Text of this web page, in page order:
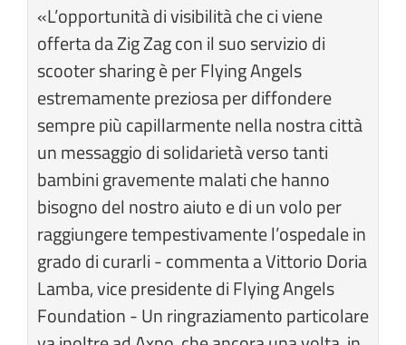
«L’opportunità di visibilità che ci viene
offerta da Zig Zag con il suo servizio di
scooter sharing è per Flying Angels
estremamente preziosa per diffondere
sempre più capillarmente nella nostra città
un messaggio di solidarietà verso tanti
bambini gravemente malati che hanno
bisogno del nostro aiuto e di un volo per
raggiungere tempestivamente l’ospedale in
grado di curarli - commenta a Vittorio Doria
Lamba, vice presidente di Flying Angels
Foundation - Un ringraziamento particolare